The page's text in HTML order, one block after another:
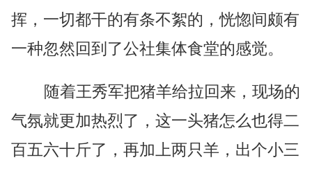
挥，一切都干的有条不絮的，恍惚间颇有
一种忽然回到了公社集体食堂的感觉。
随着王秀军把猪羊给拉回来，现场的
气氛就更加热烈了，这一头猪怎么也得二
百五六十斤了，再加上两只羊，出个小三